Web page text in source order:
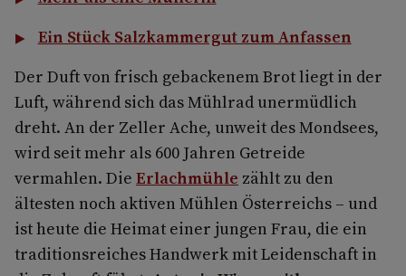
Ein Stück Salzkammergut zum Anfassen
Der Duft von frisch gebackenem Brot liegt in der
Luft, während sich das Mühlrad unermüdlich
dreht. An der Zeller Ache, unweit des Mondsees,
wird seit mehr als 600 Jahren Getreide
vermahlen. Die Erlachmühle zählt zu den
ältesten noch aktiven Mühlen Österreichs – und
ist heute die Heimat einer jungen Frau, die ein
traditionsreiches Handwerk mit Leidenschaft in